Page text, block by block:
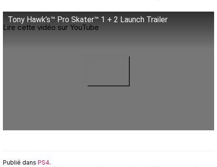
Tony Hawk’s™ Pro Skater™ 1 + 2 Launch Trailer
Lire cette vidéo sur YouTube
Publié dans PS4.